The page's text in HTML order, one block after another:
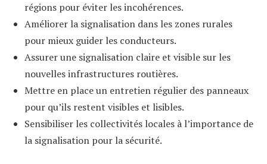
régions pour éviter les incohérences.
Améliorer la signalisation dans les zones rurales
pour mieux guider les conducteurs.
Assurer une signalisation claire et visible sur les
nouvelles infrastructures routières.
Mettre en place un entretien régulier des panneaux
pour qu’ils restent visibles et lisibles.
Sensibiliser les collectivités locales à l’importance de
la signalisation pour la sécurité.